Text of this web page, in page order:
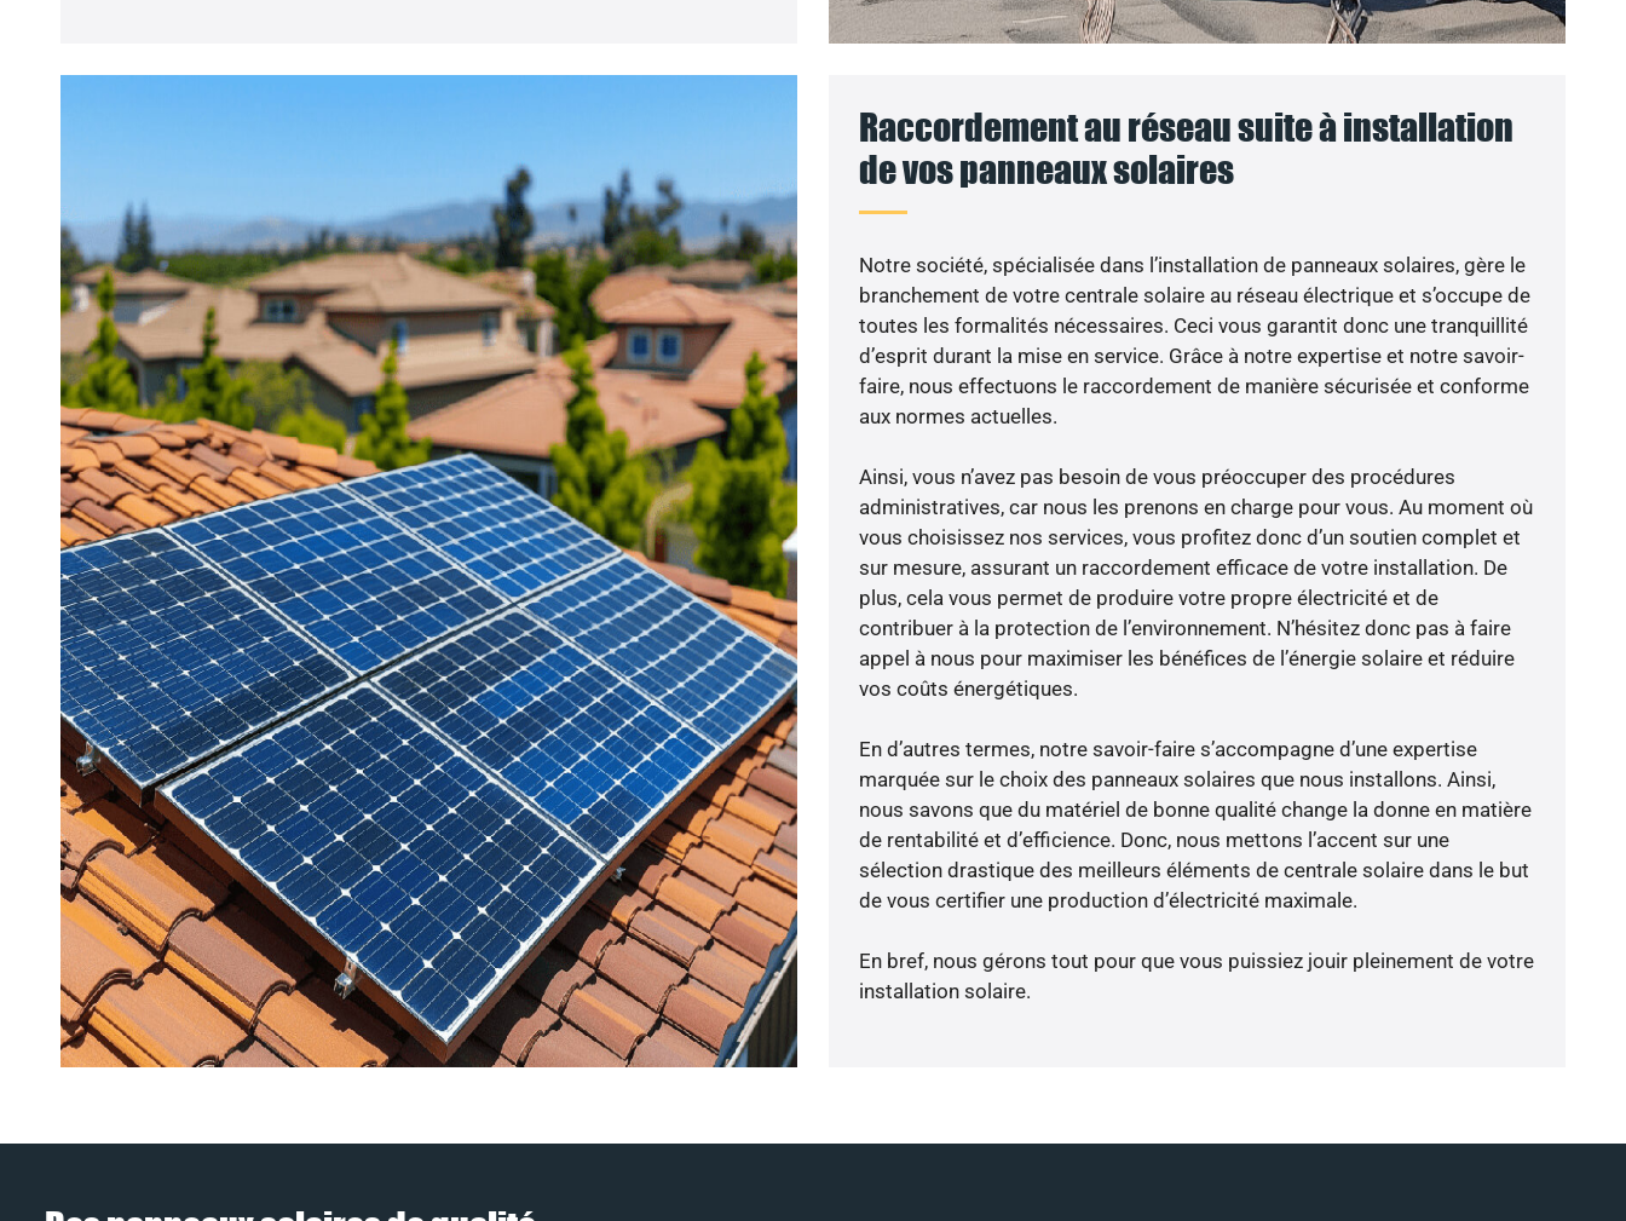
Raccordement au réseau suite à installation
de vos panneaux solaires
Notre société, spécialisée dans l’installation de panneaux solaires, gère le
branchement de votre centrale solaire au réseau électrique et s’occupe de
toutes les formalités nécessaires. Ceci vous garantit donc une tranquillité
d’esprit durant la mise en service. Grâce à notre expertise et notre savoir-
faire, nous effectuons le raccordement de manière sécurisée et conforme
aux normes actuelles.
Ainsi, vous n’avez pas besoin de vous préoccuper des procédures
administratives, car nous les prenons en charge pour vous. Au moment où
vous choisissez nos services, vous profitez donc d’un soutien complet et
sur mesure, assurant un raccordement efficace de votre installation. De
plus, cela vous permet de produire votre propre électricité et de
contribuer à la protection de l’environnement. N’hésitez donc pas à faire
appel à nous pour maximiser les bénéfices de l’énergie solaire et réduire
vos coûts énergétiques.
En d’autres termes, notre savoir-faire s’accompagne d’une expertise
marquée sur le choix des panneaux solaires que nous installons. Ainsi,
nous savons que du matériel de bonne qualité change la donne en matière
de rentabilité et d’efficience. Donc, nous mettons l’accent sur une
sélection drastique des meilleurs éléments de centrale solaire dans le but
de vous certifier une production d’électricité maximale.
En bref, nous gérons tout pour que vous puissiez jouir pleinement de votre
installation solaire.